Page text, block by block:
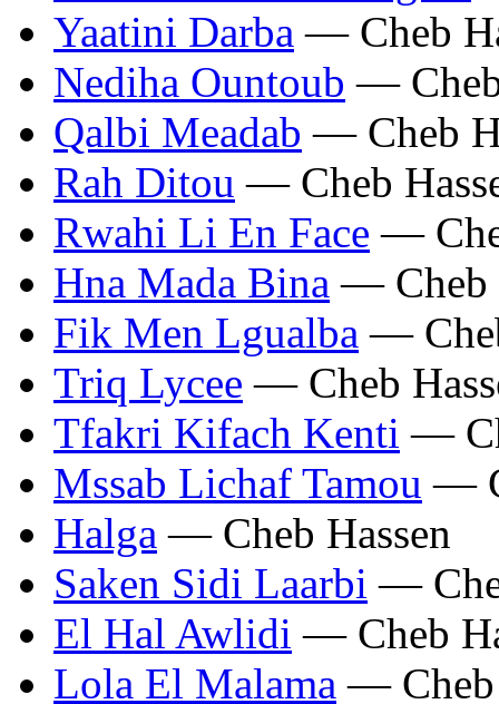
Yaatini Darba — Cheb
Nediha Ountoub —
Qalbi Meadab — Cheb
Rah Ditou — Cheb
Rwahi Li En Face —
Hna Mada Bina — Cheb
Fik Men Lgualba —
Triq Lycee — Cheb
Tfakri Kifach Kenti —
Mssab Lichaf Tamou —
Halga — Cheb Hassen
Saken Sidi Laarbi —
El Hal Awlidi — Cheb
Lola El Malama — Cheb